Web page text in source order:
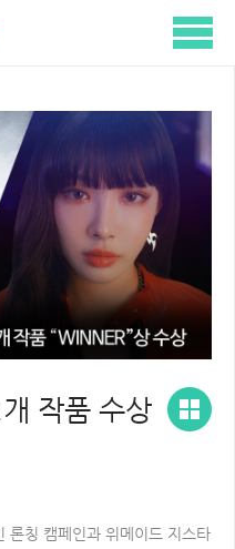
작품 수상
론칭 캠페인과 위메이드 지스타